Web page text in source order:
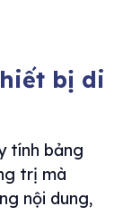
bị di
tính bảng
trị mà
nội dung,